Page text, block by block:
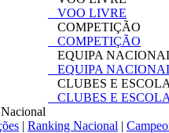
VOO LIVRE
COMPETIÇÃO
COMPETIÇÃO
EQUIPA
EQUIPA
CLUBES E
CLUBES E
| Ranking Nacional |